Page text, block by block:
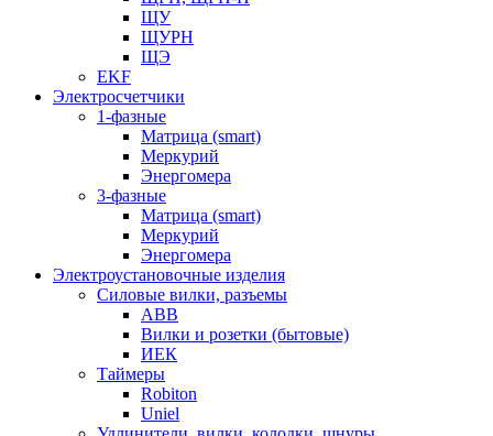
ЩУ
ЩУРН
ЩЭ
EKF
Электросчетчики
1-фазные
Матрица (smart)
Меркурий
Энергомера
3-фазные
Матрица (smart)
Меркурий
Энергомера
Электроустановочные изделия
Силовые вилки, разъемы
ABB
Вилки и розетки (бытовые)
ИЕК
Таймеры
Robiton
Uniel